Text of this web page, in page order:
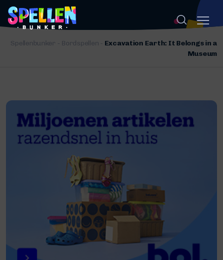
Spellenbunker - Bordspellen - Excavation Earth: It Belongs in a
Museum